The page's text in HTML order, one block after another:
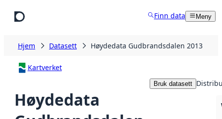
Finn data Meny
Hjem Datasett Høydedata Gudbrandsdalen 2013
Kartverket
Høydedata
Bruk datasett